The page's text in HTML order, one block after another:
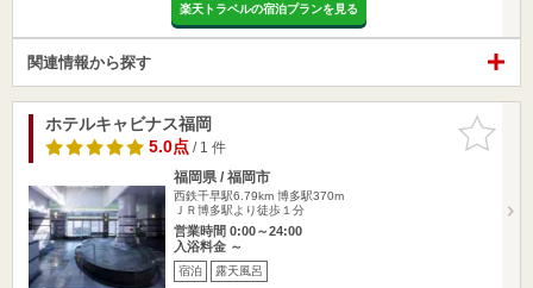
楽天トラベルの宿泊プランを見る
関連情報から探す
お気に入
りに追加
ホテルキャビナス福岡
5.0点/ 1 件
福岡県 / 福岡市
西鉄千早駅6.79km 博多駅370m
ＪＲ博多駅より徒歩１分
営業時間 0:00～24:00
入浴料金 ～
宿泊 露天風呂